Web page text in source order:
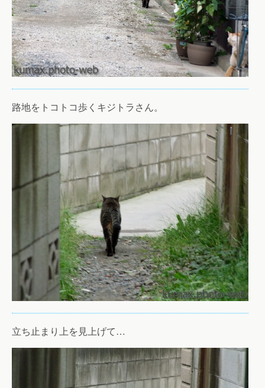
路地をトコトコ歩くキジトラさん。
立ち止まり上を見上げて…